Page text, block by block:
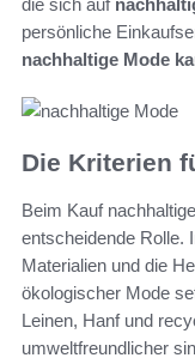
persönliche
nachhaltige Mode
Die Kriterien
Beim Kauf
entscheidende Rolle.
Materialien und die
ökologischer Mode
Leinen, Hanf und
umweltfreundlicher